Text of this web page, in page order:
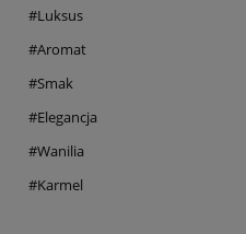
#Luksus
#Aromat
#Smak
#Elegancja
#Wanilia
#Karmel